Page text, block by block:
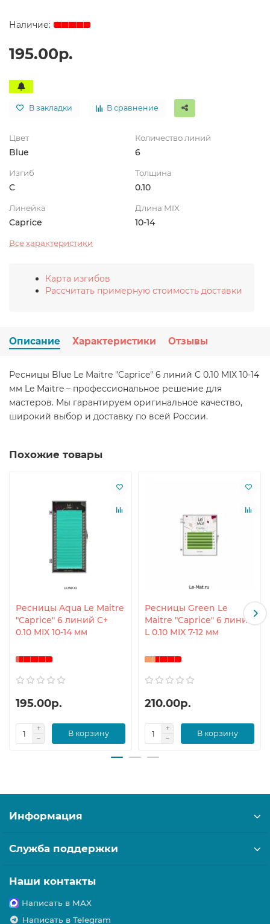
195.00р.
В закладки В сравнение
Цвет
Blue
Количество линий
6
Изгиб
C
Толщина
0.10
Линейка
Caprice
Длина MIX
10-14
Все характеристики
Карта изгибов
Рассчитать примерную стоимость доставки
Описание Характеристики Отзывы
Ресницы Blue Le Maitre "Caprice" 6 линий C 0.10 MIX 10-14
мм Le Maitre – профессиональное решение для
мастеров. Мы гарантируем оригинальное качество,
широкий выбор и доставку по всей России.
Похожие товары
Ресницы Aqua Le Maitre
"Caprice" 6 линий C+
0.10 MIX 10-14 мм
195.00р.
В корзину
Ресницы Green Le
Maitre "Caprice" 6 линий
L 0.10 MIX 7-12 мм
210.00р.
В корзину
Информация
Служба поддержки
Наши контакты
Написать в MAX
Написать в Telegram